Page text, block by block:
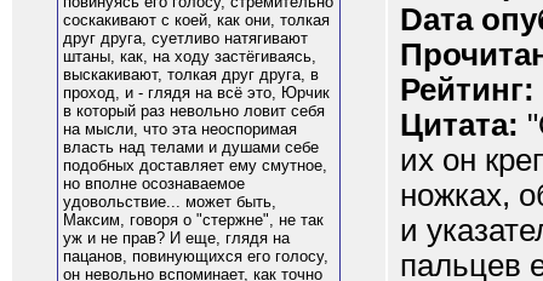
соскакивают с коей, как они, толкая
друг друга, суетливо натягивают
штаны, как, на ходу застёгиваясь,
выскакивают, толкая друг друга, в
проход, и - глядя на всё это, Юрчик
в который раз невольно ловит себя
на мысли, что эта неоспоримая
власть над телами и душами себе
подобных доставляет ему смутное,
но вполне осознаваемое
удовольствие... может быть,
Максим, говоря о "стержне", не так
уж и не прав? И еще, глядя на
пацанов, повинующихся его голосу,
он невольно вспоминает, как точно
Dата
Рейтинг:
Цитата:
их он
ножках,
и
пальцев